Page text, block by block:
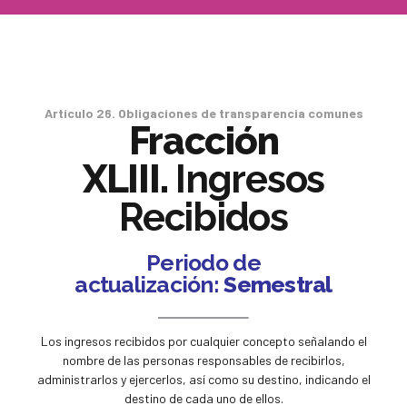
Artículo 26. Obligaciones de transparencia comunes
Fracción
XLIII. Ingresos
Recibidos
Periodo de
actualización:Semestral
Los ingresos recibidos por cualquier concepto señalando el
nombre de las personas responsables de recibirlos,
administrarlos y ejercerlos, así como su destino, indicando el
destino de cada uno de ellos.